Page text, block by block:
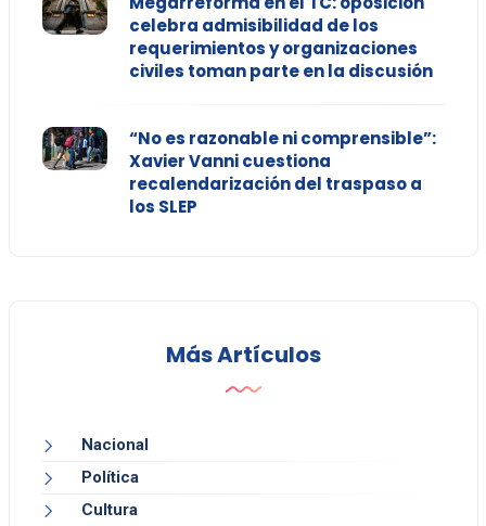
celebra admisibilidad de los
requerimientos y organizaciones
civiles toman parte en la discusión
“No es razonable ni comprensible”:
Xavier Vanni cuestiona
recalendarización del traspaso a
los SLEP
Más Artículos
Nacional
Política
Cultura